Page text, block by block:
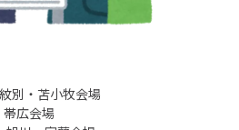
別・苫小牧会場
帯広会場